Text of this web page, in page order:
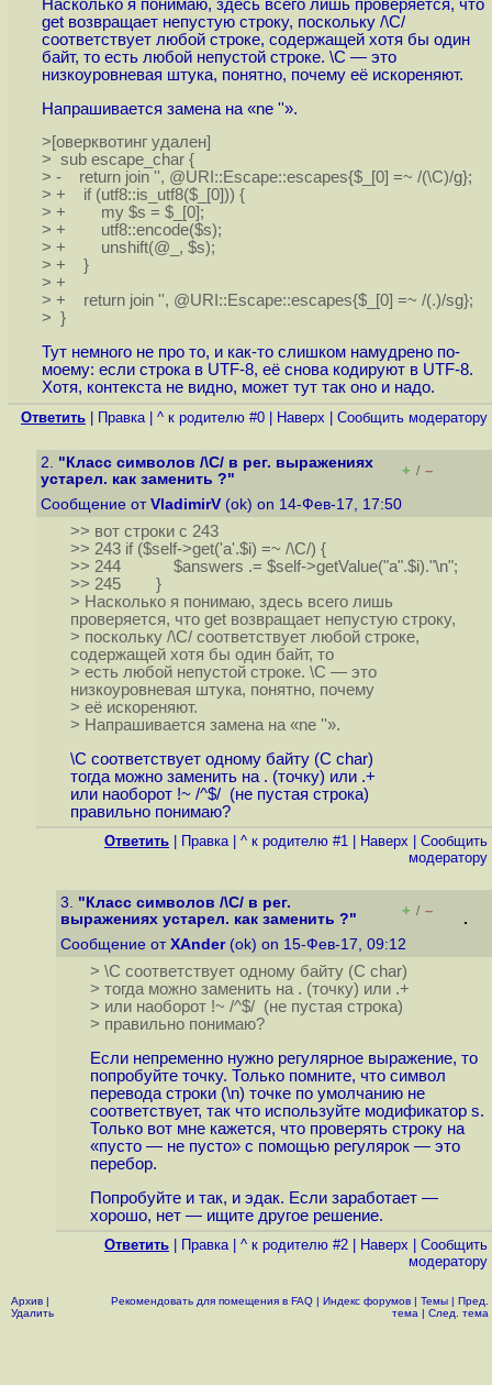
Насколько я понимаю, здесь всего лишь проверяется, что
get возвращает непустую строку, поскольку /\C/
соответствует любой строке, содержащей хотя бы один
байт, то есть любой непустой строке. \C — это
низкоуровневая штука, понятно, почему её искореняют.
Напрашивается замена на «ne ''».
>[оверквотинг удален]
> sub escape_char {
> - return join '', @URI::Escape::escapes{$_[0] =~ /(\C)/g};
> + if (utf8::is_utf8($_[0])) {
> + my $s = $_[0];
> + utf8::encode($s);
> + unshift(@_, $s);
> + }
> +
> + return join '', @URI::Escape::escapes{$_[0] =~ /(.)/sg};
> }
Тут немного не про то, и как-то слишком намудрено по-
моему: если строка в UTF-8, её снова кодируют в UTF-8.
Хотя, контекста не видно, может тут так оно и надо.
Ответить Правка| ^ к родителю #0 Наверх Cообщить модератору
2. "Класс символов /\C/ в рег. выражениях
устарел. как заменить ?"
+ / –
Сообщение от VladimirV (ok) on 14-Фев-17, 17:50
>> вот строки с 243
>> 243 if ($self->get('a'.$i) =~ /\C/) {
>> 244 $answers .= $self->getValue("a".$i)."\n";
>> 245 }
> Насколько я понимаю, здесь всего лишь
проверяется, что get возвращает непустую строку,
> поскольку /\C/ соответствует любой строке,
содержащей хотя бы один байт, то
> есть любой непустой строке. \C — это
низкоуровневая штука, понятно, почему
> её искореняют.
> Напрашивается замена на «ne ''».
\C соответствует одному байту (С char)
тогда можно заменить на . (точку) или .+
или наоборот !~ /^$/ (не пустая строка)
правильно понимаю?
Ответить Правка| ^ к родителю #1 Наверх
Cообщить
модератору
3. "Класс символов /\C/ в рег.
выражениях устарел. как заменить ?"
+ / –
Сообщение от XAnder(ok) on 15-Фев-17, 09:12
> \C соответствует одному байту (С char)
> тогда можно заменить на . (точку) или .+
> или наоборот !~ /^$/ (не пустая строка)
> правильно понимаю?
Если непременно нужно регулярное выражение, то
попробуйте точку. Только помните, что символ
перевода строки (\n) точке по умолчанию не
соответствует, так что используйте модификатор s.
Только вот мне кажется, что проверять строку на
«пусто — не пусто» с помощью регулярок — это
перебор.
Попробуйте и так, и эдак. Если заработает —
хорошо, нет — ищите другое решение.
Ответить Правка| ^ к родителю #2 Наверх
Cообщить
модератору
Архив |
Удалить
Рекомендовать для помещения в FAQ | Индекс форумов | Темы | Пред.
тема | След. тема